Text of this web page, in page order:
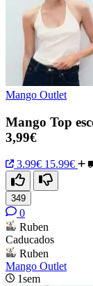
Mango Outlet
Mango Top
3,99€
3.99€ 15.99€
349
0
Ruben
Caducados
Ruben
Mango Outlet
1sem